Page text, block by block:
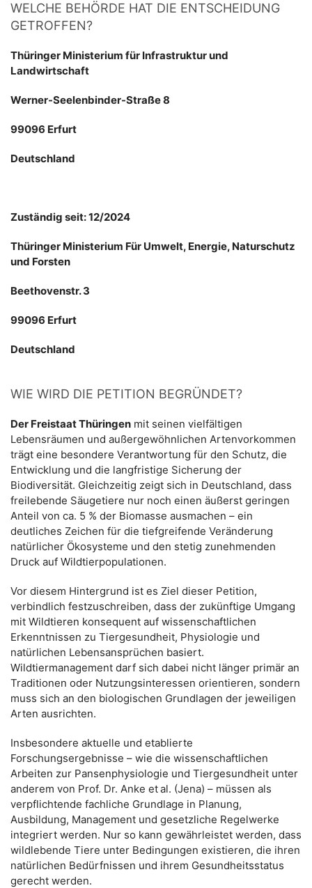
WELCHE BEHÖRDE HAT DIE ENTSCHEIDUNG
GETROFFEN?
Thüringer Ministerium für Infrastruktur und
Landwirtschaft
Werner-Seelenbinder-Straße 8
99096 Erfurt
Deutschland
Zuständig seit: 12/2024
Thüringer Ministerium Für Umwelt, Energie, Naturschutz
und Forsten
Beethovenstr. 3
99096 Erfurt
Deutschland
WIE WIRD DIE PETITION BEGRÜNDET?
Der Freistaat Thüringen mit seinen vielfältigen
Lebensräumen und außergewöhnlichen Artenvorkommen
trägt eine besondere Verantwortung für den Schutz, die
Entwicklung und die langfristige Sicherung der
Biodiversität. Gleichzeitig zeigt sich in Deutschland, dass
freilebende Säugetiere nur noch einen äußerst geringen
Anteil von ca. 5 % der Biomasse ausmachen – ein
deutliches Zeichen für die tiefgreifende Veränderung
natürlicher Ökosysteme und den stetig zunehmenden
Druck auf Wildtierpopulationen.
Vor diesem Hintergrund ist es Ziel dieser Petition,
verbindlich festzuschreiben, dass der zukünftige Umgang
mit Wildtieren konsequent auf wissenschaftlichen
Erkenntnissen zu Tiergesundheit, Physiologie und
natürlichen Lebensansprüchen basiert.
Wildtiermanagement darf sich dabei nicht länger primär an
Traditionen oder Nutzungsinteressen orientieren, sondern
muss sich an den biologischen Grundlagen der jeweiligen
Arten ausrichten.
Insbesondere aktuelle und etablierte
Forschungsergebnisse – wie die wissenschaftlichen
Arbeiten zur Pansenphysiologie und Tiergesundheit unter
anderem von Prof. Dr. Anke et al. (Jena) – müssen als
verpflichtende fachliche Grundlage in Planung,
Ausbildung, Management und gesetzliche Regelwerke
integriert werden. Nur so kann gewährleistet werden, dass
wildlebende Tiere unter Bedingungen existieren, die ihren
natürlichen Bedürfnissen und ihrem Gesundheitsstatus
gerecht werden.